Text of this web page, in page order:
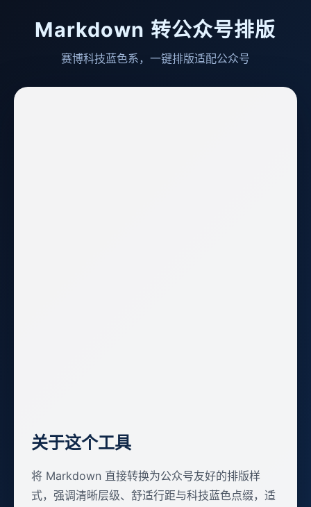
Markdown 转公众号排版
赛博科技蓝色系，一键排版适配公众号
关于这个工具
将 Markdown 直接转换为公众号友好的排版样
式，强调清晰层级、舒适行距与科技蓝色点缀，适